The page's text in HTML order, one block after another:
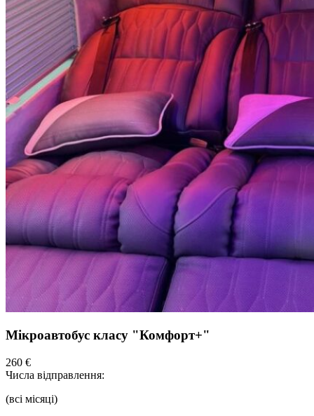
Мікроавтобус класу "Комфорт+"
260 €
Числа відправлення:
(всі місяці)